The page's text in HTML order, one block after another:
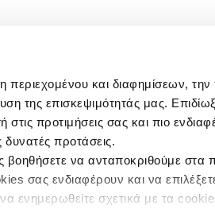
περιεχομένου και διαφημίσεων,
της επισκεψιμότητάς μας.
προτιμήσεις σας και πιο
δυνατές προτάσεις.
βοηθήσετε να ανταποκριθούμε
σας ενδιαφέρουν και να
να ενημερωθείτε σχετικά με τα